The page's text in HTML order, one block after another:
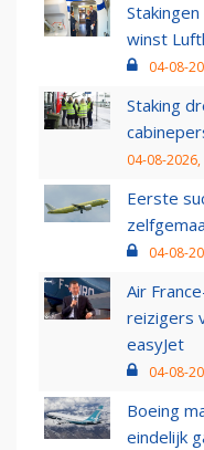
winst
04-08-
Staking
04-08-2026,
Eerste
04-08-
Air
reizigers
easyJet
04-08-
Boeing
eindelijk